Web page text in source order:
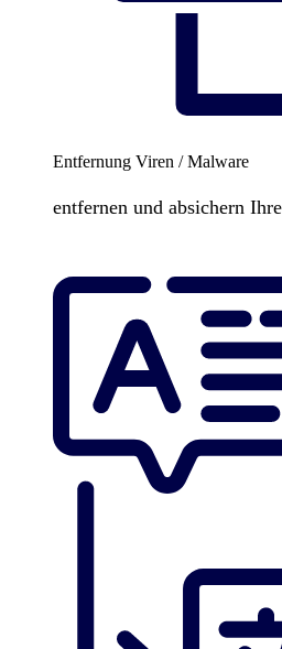
Entfernung Viren / Malware
entfernen und absichern